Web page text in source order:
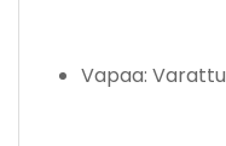
Vapaa: Varattu